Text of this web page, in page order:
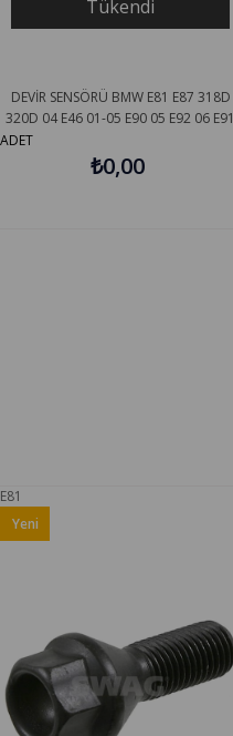
Tükendi
DEVİR SENSÖRÜ BMW E81 E87 318D
320D 04 E46 01-05 E90 05 E92 06 E91
E60 E61 E65 E66 E83 E70 BOSCH
0281002477
ADET
₺0,00
E81
Yeni